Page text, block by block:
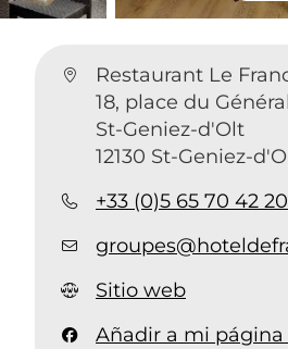
Restaurant Le
18, place du
St-Geniez-d'Olt
12130 St-Geniez-
+33 (0)5 65 70 42 20
Sitio web
Añadir a mi página